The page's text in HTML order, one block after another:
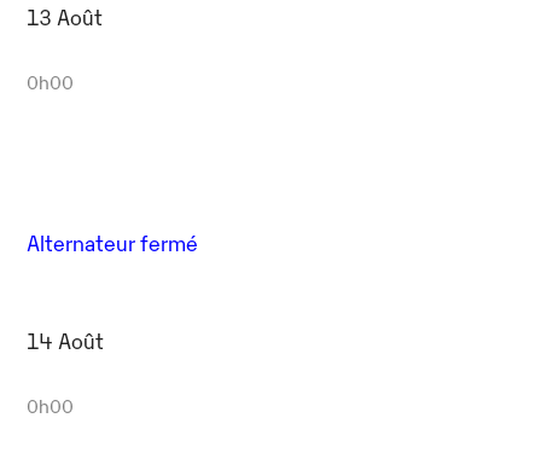
13 Août
0h00
Alternateur fermé
14 Août
0h00